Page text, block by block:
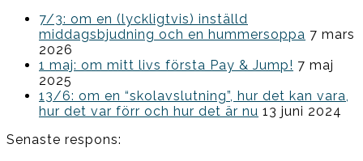
7/3: om en (lyckligtvis) inställd
middagsbjudning och en hummersoppa 7 mars
2026
1 maj: om mitt livs första Pay & Jump! 7 maj
2025
13/6: om en “skolavslutning”, hur det kan vara,
hur det var förr och hur det är nu 13 juni 2024
Senaste respons: